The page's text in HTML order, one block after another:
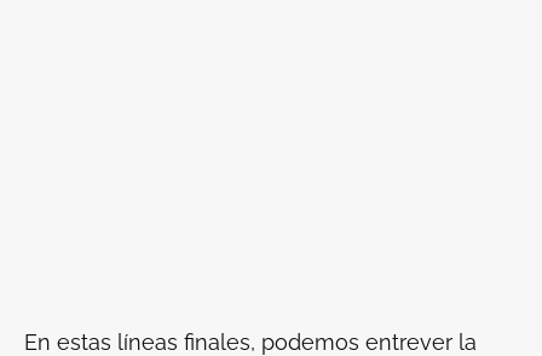
En estas líneas finales, podemos entrever la